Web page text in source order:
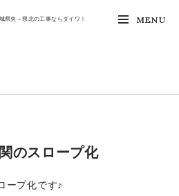
県央～県北の工事ならダイワ！ MENU
のスロープ化
ープ化です♪